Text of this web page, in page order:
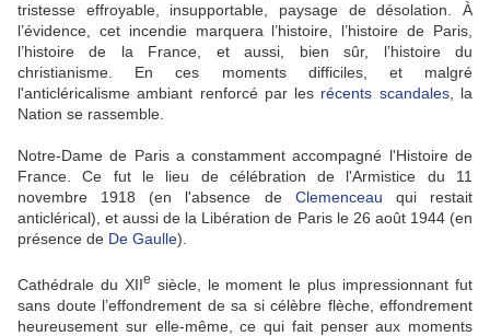
tristesse effroyable, insupportable, paysage de désolation. À
l’évidence, cet incendie marquera l’histoire, l’histoire de Paris,
l’histoire de la France, et aussi, bien sûr, l’histoire du
christianisme. En ces moments difficiles, et malgré
l'anticléricalisme ambiant renforcé par les récents scandales, la
Nation se rassemble.
Notre-Dame de Paris a constamment accompagné l'Histoire de
France. Ce fut le lieu de célébration de l'Armistice du 11
novembre 1918 (en l'absence de Clemenceau qui restait
anticlérical), et aussi de la Libération de Paris le 26 août 1944 (en
présence de De Gaulle).
Cathédrale du XIIe siècle, le moment le plus impressionnant fut
sans doute l’effondrement de sa si célèbre flèche, effondrement
heureusement sur elle-même, ce qui fait penser aux moments